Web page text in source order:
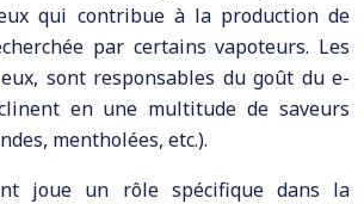
qui contribue à la production de
par certains vapoteurs. Les
sont responsables du goût du e-
en une multitude de saveurs
mentholées, etc.).
joue un rôle spécifique dans la